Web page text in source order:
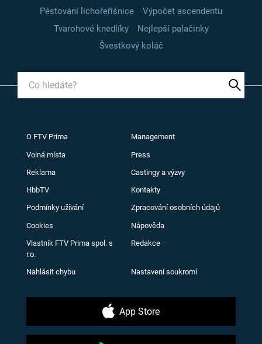
Pěstování lichořeřišnice
Výpočet ascendentu
Tvarohové knedlíky
Nejlepší palačinky
Švestkový koláč
O FTV Prima Management
Volná místa Press
Reklama Castingy a výzvy
HbbTV Kontakty
Podmínky užívání Zpracování osobních údajů
Cookies Nápověda
Vlastník FTV Prima spol. s
r.o.
Redakce
Nahlásit chybu Nastavení soukromí
App Store